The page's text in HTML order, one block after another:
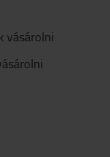
vásárolni